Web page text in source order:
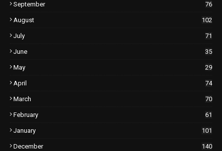
September 76
August 102
July 71
June 35
May 29
April 74
March 70
February 61
January 101
December 140